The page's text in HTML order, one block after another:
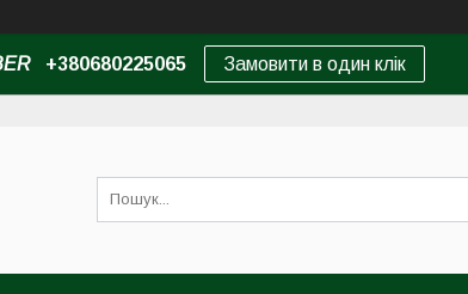
+380680225065 Замовити в один клік